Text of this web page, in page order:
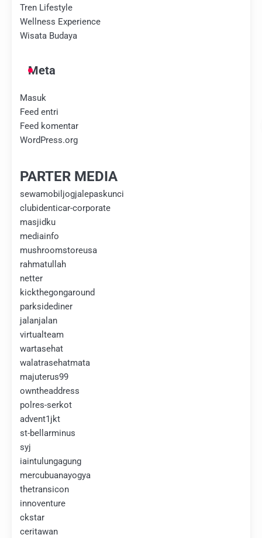
Tren Lifestyle
Wellness Experience
Wisata Budaya
Meta
Masuk
Feed entri
Feed komentar
WordPress.org
PARTER MEDIA
sewamobiljogjalepaskunci
clubidenticar-corporate
masjidku
mediainfo
mushroomstoreusa
rahmatullah
netter
kickthegongaround
parksidediner
jalanjalan
virtualteam
wartasehat
walatrasehatmata
majuterus99
owntheaddress
polres-serkot
advent1jkt
st-bellarminus
syj
iaintulungagung
mercubuanayogya
thetransicon
innoventure
ckstar
ceritawan